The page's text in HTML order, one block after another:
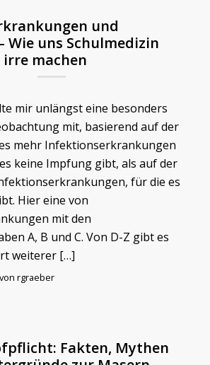
und
Wie uns Schulmedizin
machen
mir unlängst eine besonders
mit, basierend auf der
mehr Infektionserkrankungen
keine Impfung gibt, als auf der
für die es
Hier eine von
mit den
A, B und C. Von D-Z gibt es
weiterer […]
von rgraeber
Fakten, Mythen